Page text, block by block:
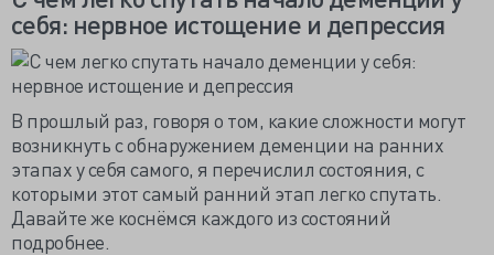
себя: нервное истощение и депрессия
В прошлый раз, говоря о том, какие сложности могут
возникнуть с обнаружением деменции на ранних
этапах у себя самого, я перечислил состояния, с
которыми этот самый ранний этап легко спутать.
Давайте же коснёмся каждого из состояний
подробнее.